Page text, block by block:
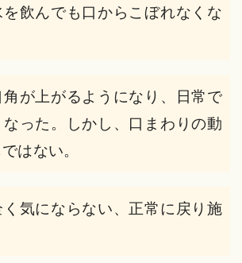
を飲んでも口からこぼれなくな
角が上がるようになり、日常で
った。しかし、口まわりの動
はない。
く気にならない、正常に戻り施